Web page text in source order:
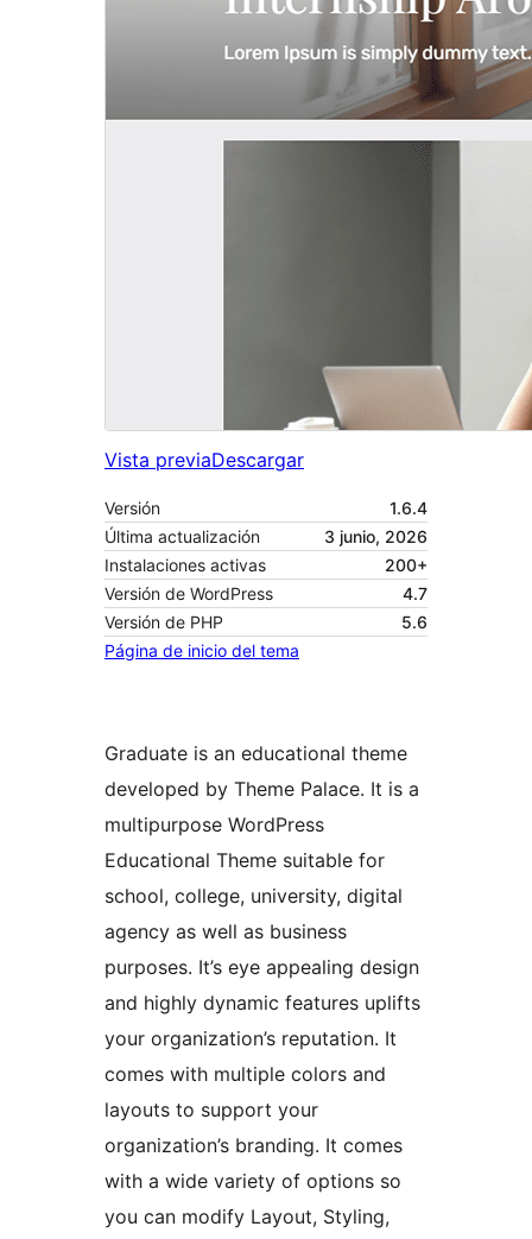
Vista previaDescargar
Versión
1.6.4
Última actualización
3 junio, 2026
Instalaciones activas
200+
Versión de WordPress
4.7
Versión de PHP
5.6
Página de inicio del tema
Graduate is an educational theme
developed by Theme Palace. It is a
multipurpose WordPress
Educational Theme suitable for
school, college, university, digital
agency as well as business
purposes. It’s eye appealing design
and highly dynamic features uplifts
your organization’s reputation. It
comes with multiple colors and
layouts to support your
organization’s branding. It comes
with a wide variety of options so
you can modify Layout, Styling,